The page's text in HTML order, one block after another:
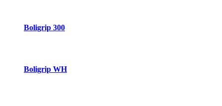
Boligrip 300
Boligrip WH